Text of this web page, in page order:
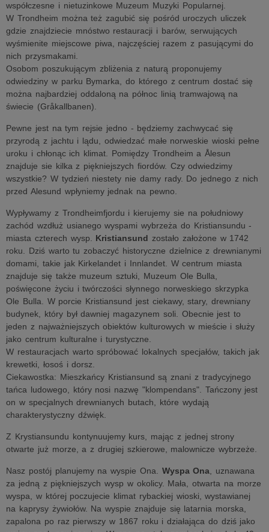
współczesne i nietuzinkowe Muzeum Muzyki Popularnej.
W Trondheim można też zagubić się pośród uroczych uliczek
gdzie znajdziecie mnóstwo restauracji i barów, serwujących
wyśmienite miejscowe piwa, najczęściej razem z pasującymi do
nich przysmakami.
Osobom poszukującym zbliżenia z naturą proponujemy
odwiedziny w parku Bymarka, do którego z centrum dostać się
można najbardziej oddaloną na północ linią tramwajową na
świecie (Gråkallbanen).
Pewne jest na tym rejsie jedno - będziemy zachwycać się
przyrodą z jachtu i lądu, odwiedzać małe norweskie wioski pełne
uroku i chłonąc ich klimat. Pomiędzy Trondheim a Ålesun
znajduje sie kilka z piękniejszych fiordów. Czy odwiedzimy
wszystkie? W tydzień niestety nie damy rady. Do jednego z nich
przed Alesund wpłyniemy jednak na pewno.
Wypływamy z Trondheimfjordu i kierujemy sie na południowy
zachód wzdłuż usianego wyspami wybrzeża do Kristiansundu -
miasta czterech wysp. Kristiansund zostało założone w 1742
roku. Dziś warto tu zobaczyć historyczne dzielnice z drewnianymi
domami, takie jak Kirkelandet i Innlandet. W centrum miasta
znajduje się także muzeum sztuki, Muzeum Ole Bulla,
poświęcone życiu i twórczości słynnego norweskiego skrzypka
Ole Bulla. W porcie Kristiansund jest ciekawy, stary, drewniany
budynek, który był dawniej magazynem soli. Obecnie jest to
jeden z najważniejszych obiektów kulturowych w mieście i służy
jako centrum kulturalne i turystyczne.
W restauracjach warto spróbować lokalnych specjałów, takich jak
krewetki, łosoś i dorsz.
Ciekawostka: Mieszkańcy Kristiansund są znani z tradycyjnego
tańca ludowego, który nosi nazwę "klompendans". Tańczony jest
on w specjalnych drewnianych butach, które wydają
charakterystyczny dźwięk.
Z Krystiansundu kontynuujemy kurs, mając z jednej strony
otwarte już morze, a z drugiej szkierowe, malownicze wybrzeże.
Nasz postój planujemy na wyspie Ona. Wyspa Ona , uznawana
za jedną z piękniejszych wysp w okolicy. Mała, otwarta na morze
wyspa, w której poczujecie klimat rybackiej wioski, wystawianej
na kaprysy żywiołów. Na wyspie znajduje się latarnia morska,
zapalona po raz pierwszy w 1867 roku i działająca do dziś jako